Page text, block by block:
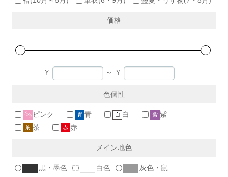
価格
￥ ～ ￥
色個性
ピンク 青 白
紫
茶
赤
メイン地色
黒・墨色 白色
灰色・鼠